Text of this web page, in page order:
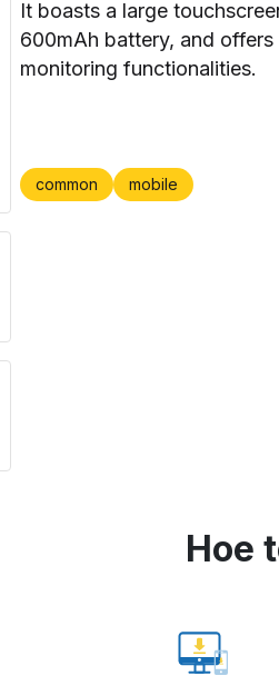
It boasts a large
600mAh battery, and
monitoring functionalities.
common mobile
Hoe